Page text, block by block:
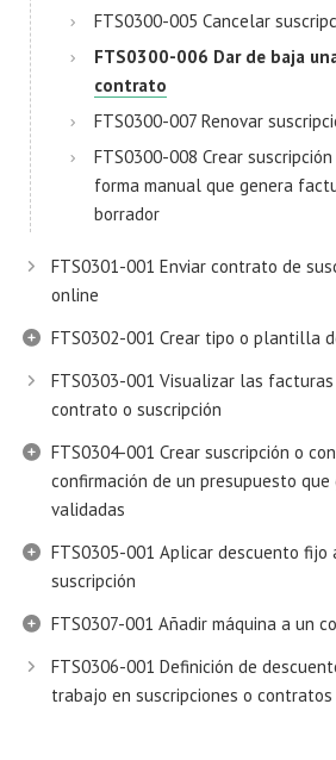
FTS0300-005 Cancelar
FTS0300-006 Dar de baja
contrato
FTS0300-007 Renovar
FTS0300-008 Crear
forma manual que genera
borrador
FTS0301-001 Enviar contrato de
online
FTS0302-001 Crear tipo o plantilla
FTS0303-001 Visualizar las
contrato o suscripción
FTS0304-001 Crear suscripción o
confirmación de un presupuesto
validadas
FTS0305-001 Aplicar descuento fijo
suscripción
FTS0307-001 Añadir máquina a un
FTS0306-001 Definición de
trabajo en suscripciones o contratos